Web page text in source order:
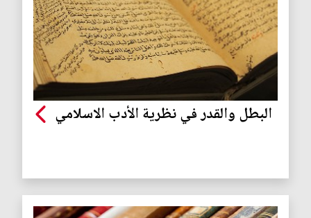
البطل والقدر في نظرية الأدب الاسلامي